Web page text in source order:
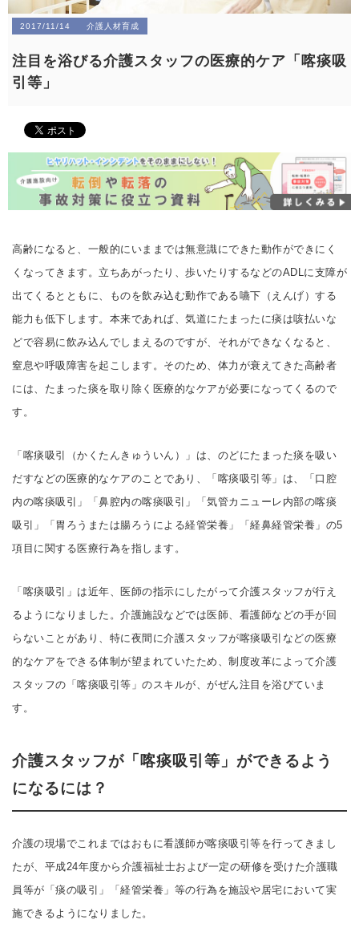
2017/11/14 介護人材育成
注目を浴びる介護スタッフの医療的ケア「喀痰吸
引等」
高齢になると、一般的にいままでは無意識にできた動作ができにく
くなってきます。立ちあがったり、歩いたりするなどのADLに支障が
出てくるとともに、ものを飲み込む動作である嚥下（えんげ）する
能力も低下します。本来であれば、気道にたまったに痰は咳払いな
どで容易に飲み込んでしまえるのですが、それができなくなると、
窒息や呼吸障害を起こします。そのため、体力が衰えてきた高齢者
には、たまった痰を取り除く医療的なケアが必要になってくるので
す。
「喀痰吸引（かくたんきゅういん）」は、のどにたまった痰を吸い
だすなどの医療的なケアのことであり、「喀痰吸引等」は、「口腔
内の喀痰吸引」「鼻腔内の喀痰吸引」「気管カニューレ内部の喀痰
吸引」「胃ろうまたは腸ろうによる経管栄養」「経鼻経管栄養」の5
項目に関する医療行為を指します。
「喀痰吸引」は近年、医師の指示にしたがって介護スタッフが行え
るようになりました。介護施設などでは医師、看護師などの手が回
らないことがあり、特に夜間に介護スタッフが喀痰吸引などの医療
的なケアをできる体制が望まれていたため、制度改革によって介護
スタッフの「喀痰吸引等」のスキルが、がぜん注目を浴びていま
す。
介護スタッフが「喀痰吸引等」ができるよう
になるには？
介護の現場でこれまではおもに看護師が喀痰吸引等を行ってきまし
たが、平成24年度から介護福祉士および一定の研修を受けた介護職
員等が「痰の吸引」「経管栄養」等の行為を施設や居宅において実
施できるようになりました。